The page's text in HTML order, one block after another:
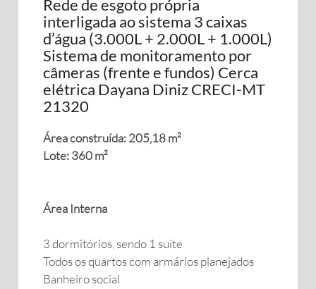
Rede de esgoto própria
interligada ao sistema 3 caixas
d’água (3.000L + 2.000L + 1.000L)
Sistema de monitoramento por
câmeras (frente e fundos) Cerca
elétrica Dayana Diniz CRECI-MT
21320
Área construída: 205,18 m²
Lote: 360 m²
Área Interna
3 dormitórios, sendo 1 suíte
Todos os quartos com armários planejados
Banheiro social